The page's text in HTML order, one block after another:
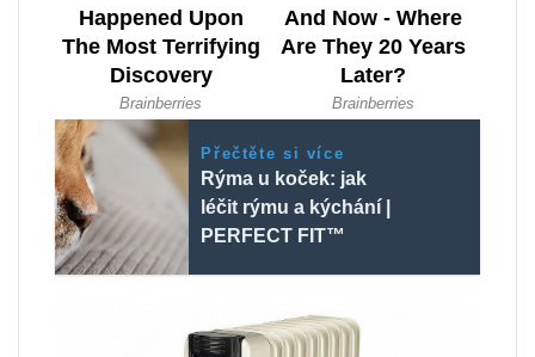
Přečtěte si více
Rýma u koček: jak
léčit rýmu a kýchání |
PERFECT FIT™